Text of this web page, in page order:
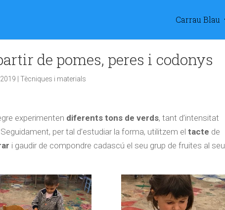
Carrau Blau
de pomes, peres i codonys
|Tècniques i materials
experimenten diferents tons de verds, tant d’intensitat
per tal d’estudiar la forma, utilitzem eltacte de
i gaudir de compondre cadascú el seu grup de fruites al seu